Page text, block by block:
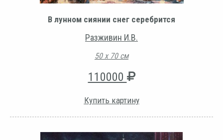
В лунном сиянии снег серебрится
Разживин И.В.
50 х 70 см
110000
Купить картину